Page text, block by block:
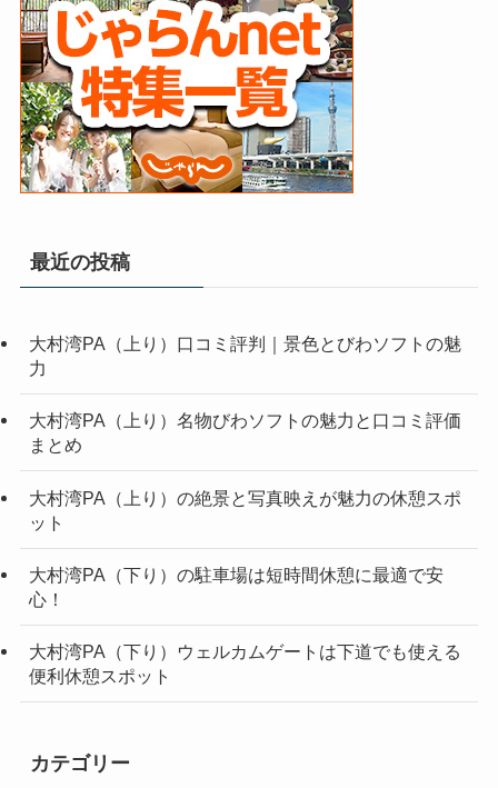
最近の投稿
大村湾PA（上り）口コミ評判｜景色とびわソフトの魅
力
大村湾PA（上り）名物びわソフトの魅力と口コミ評価
まとめ
大村湾PA（上り）の絶景と写真映えが魅力の休憩スポ
ット
大村湾PA（下り）の駐車場は短時間休憩に最適で安
心！
大村湾PA（下り）ウェルカムゲートは下道でも使える
便利休憩スポット
カテゴリー